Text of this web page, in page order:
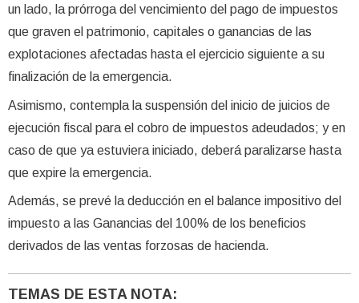
un lado, la prórroga del vencimiento del pago de impuestos
que graven el patrimonio, capitales o ganancias de las
explotaciones afectadas hasta el ejercicio siguiente a su
finalización de la emergencia.
Asimismo, contempla la suspensión del inicio de juicios de
ejecución fiscal para el cobro de impuestos adeudados; y en
caso de que ya estuviera iniciado, deberá paralizarse hasta
que expire la emergencia.
Además, se prevé la deducción en el balance impositivo del
impuesto a las Ganancias del 100% de los beneficios
derivados de las ventas forzosas de hacienda.
TEMAS DE ESTA NOTA: